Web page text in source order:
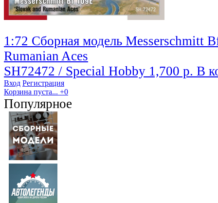
1:72 Сборная модель Messerschmitt
Rumanian Aces
SH72472 / Special Hobby 1,700 р. В
Вход Регистрация
Корзина пуста... +0
Популярное